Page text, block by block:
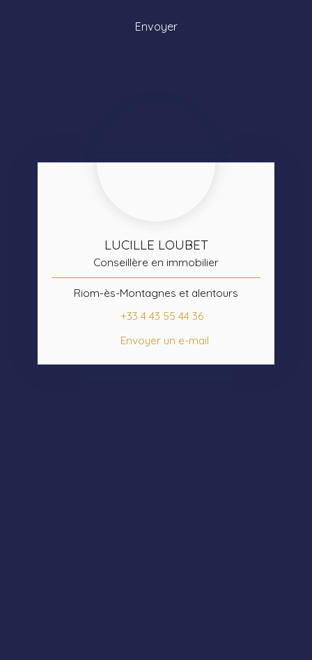
Envoyer
LUCILLE LOUBET
Conseillère en immobilier
Riom-ès-Montagnes et alentours
+33 4 43 55 44 36
Envoyer un e-mail